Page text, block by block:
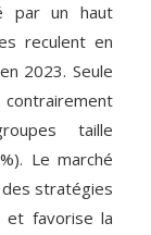
par un haut
reculent en
2023. Seule
taille
Le marché
stratégies
et favorise la